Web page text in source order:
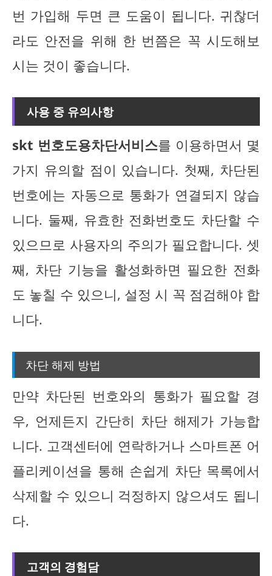
번 가입해 두면 큰 도움이 됩니다. 귀찮더
라도 안전을 위해 한 번쯤은 꼭 시도해보
시는 것이 좋습니다.
사용 중 유의사항
skt 번호도용차단서비스를 이용하면서 몇
가지 유의할 점이 있습니다. 첫째, 차단된
번호에는 자동으로 통화가 연결되지 않습
니다. 둘째, 유효한 전화번호도 차단할 수
있으므로 사용자의 주의가 필요합니다. 셋
째, 차단 기능을 활성화하면 필요한 전화
도 놓칠 수 있으니, 설정 시 꼭 점검해야 합
니다.
차단 해제 방법
만약 차단된 번호와의 통화가 필요할 경
우, 언제든지 간단히 차단 해제가 가능합
니다. 고객센터에 연락하거나 스마트폰 어
플리케이션을 통해 손쉽게 차단 목록에서
삭제할 수 있으니 걱정하지 않으셔도 됩니
다.
고객의 경험담